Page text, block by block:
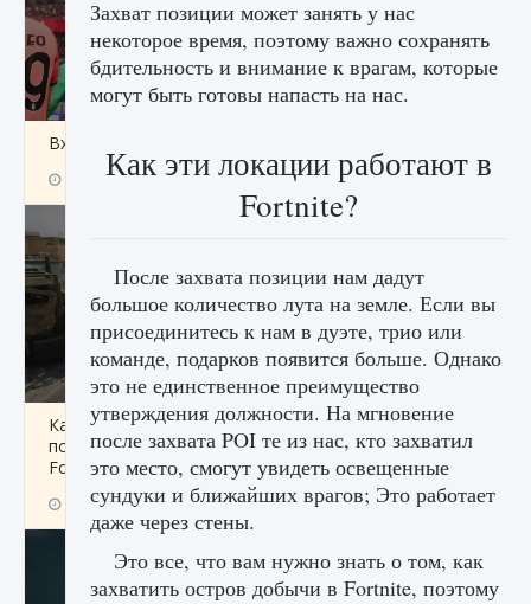
Входят ли «Милан» и «Интер» в EA FC 25
9 августа 2024 2 064 0 1
Как исправить текстовую ошибку
пользовательского интерфейса Delta
Force Hawk Ops
9 августа 2024 1 945 0 0
Захват позиции может занять у нас
некоторое время, поэтому важно сохранять
бдительность и внимание к врагам, которые
могут быть готовы напасть на нас.
Как эти локации работают в
Fortnite?
После захвата позиции нам дадут
большое количество лута на земле. Если вы
присоединитесь к нам в дуэте, трио или
команде, подарков появится больше. Однако
это не единственное преимущество
утверждения должности. На мгновение
после захвата POI те из нас, кто захватил
это место, смогут увидеть освещенные
сундуки и ближайших врагов; Это работает
даже через стены.
Это все, что вам нужно знать о том, как
захватить остров добычи в Fortnite, поэтому